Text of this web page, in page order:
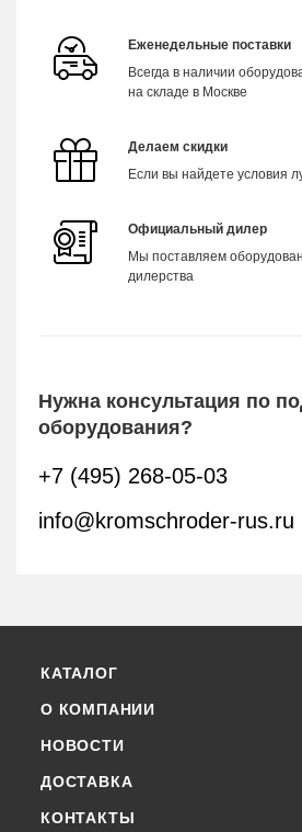
Еженедельные поставки
Всегда в наличии
на складе в Москве
Делаем скидки
Если вы найдете условия
Официальный дилер
Мы поставляем
дилерства
Нужна консультация по
оборудования?
+7 (495) 268-05-03
info@kromschroder-rus.ru
КАТАЛОГ
О КОМПАНИИ
НОВОСТИ
ДОСТАВКА
КОНТАКТЫ